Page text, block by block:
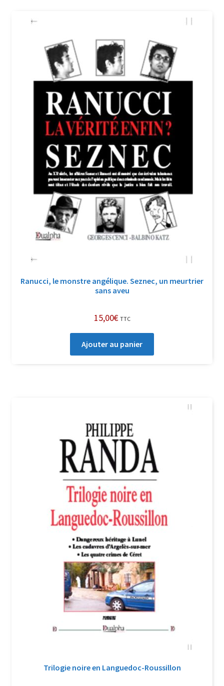
Ranucci, le monstre angélique. Seznec, un meurtrier
sans aveu
15,00€ TTC
Ajouter au panier
Trilogie noire en Languedoc-Roussillon